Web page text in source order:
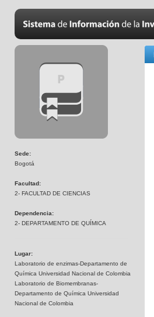
Sede:
Bogotá
Facultad:
2- FACULTAD DE CIENCIAS
Dependencia:
2- DEPARTAMENTO DE QUÍMICA
Lugar:
Laboratorio de enzimas-Departamento de
Química Universidad Nacional de Colombia
Laboratorio de Biomembranas-
Departamento de Química Universidad
Nacional de Colombia